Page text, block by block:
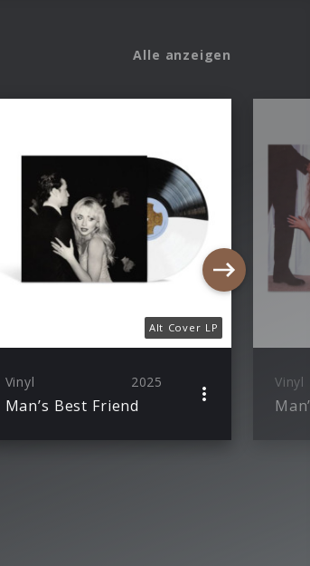
Alle anzeigen
Alt Cover LP
Vinyl 2025
Man’s Best Friend
Vinyl